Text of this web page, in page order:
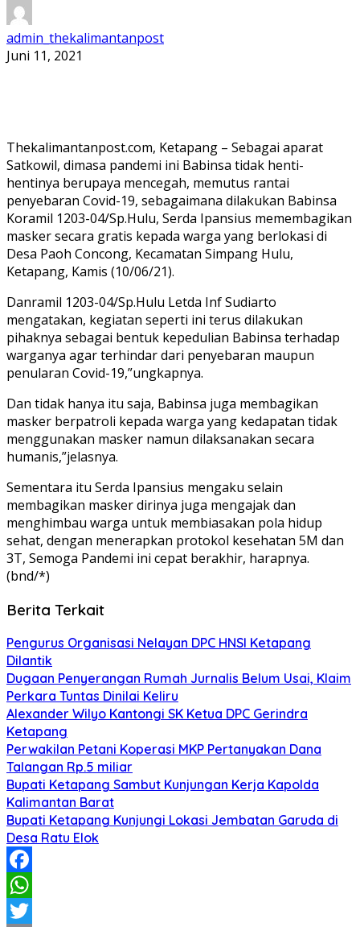
admin_thekalimantanpost
Juni 11, 2021
Thekalimantanpost.com, Ketapang – Sebagai aparat
Satkowil, dimasa pandemi ini Babinsa tidak henti-
hentinya berupaya mencegah, memutus rantai
penyebaran Covid-19, sebagaimana dilakukan Babinsa
Koramil 1203-04/Sp.Hulu, Serda Ipansius memembagikan
masker secara gratis kepada warga yang berlokasi di
Desa Paoh Concong, Kecamatan Simpang Hulu,
Ketapang, Kamis (10/06/21).
Danramil 1203-04/Sp.Hulu Letda Inf Sudiarto
mengatakan, kegiatan seperti ini terus dilakukan
pihaknya sebagai bentuk kepedulian Babinsa terhadap
warganya agar terhindar dari penyebaran maupun
penularan Covid-19,”ungkapnya.
Dan tidak hanya itu saja, Babinsa juga membagikan
masker berpatroli kepada warga yang kedapatan tidak
menggunakan masker namun dilaksanakan secara
humanis,”jelasnya.
Sementara itu Serda Ipansius mengaku selain
membagikan masker dirinya juga mengajak dan
menghimbau warga untuk membiasakan pola hidup
sehat, dengan menerapkan protokol kesehatan 5M dan
3T, Semoga Pandemi ini cepat berakhir, harapnya.
(bnd/*)
Berita Terkait
Pengurus Organisasi Nelayan DPC HNSI Ketapang
Dilantik
Dugaan Penyerangan Rumah Jurnalis Belum Usai, Klaim
Perkara Tuntas Dinilai Keliru
Alexander Wilyo Kantongi SK Ketua DPC Gerindra
Ketapang
Perwakilan Petani Koperasi MKP Pertanyakan Dana
Talangan Rp.5 miliar
Bupati Ketapang Sambut Kunjungan Kerja Kapolda
Kalimantan Barat
Bupati Ketapang Kunjungi Lokasi Jembatan Garuda di
Desa Ratu Elok
Facebook
WhatsApp